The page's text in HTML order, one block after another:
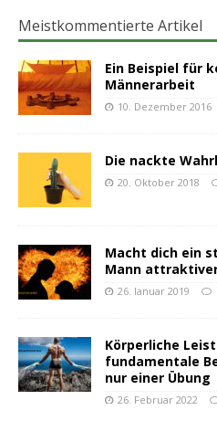
Meistkommentierte Artikel
Ein Beispiel für
Männerarbeit
10. Dezember 2016
Die nackte
20. Oktober 2018
Macht dich ein
Mann
26. Januar 2019
Körperliche
fundamentale
nur einer Übung
26. Februar 2022